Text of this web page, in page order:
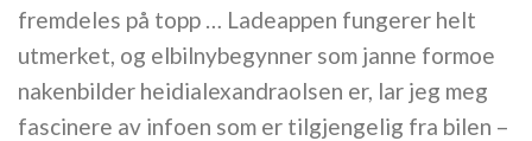
fremdeles på topp … Ladeappen fungerer helt
utmerket, og elbilnybegynner som janne formoe
nakenbilder heidialexandraolsen er, lar jeg meg
fascinere av infoen som er tilgjengelig fra bilen –